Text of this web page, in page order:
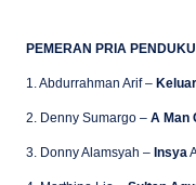
PEMERAN PRIA
1. Abdurrahman Arif –
2. Denny Sumargo – A Man
3. Donny Alamsyah – Insya